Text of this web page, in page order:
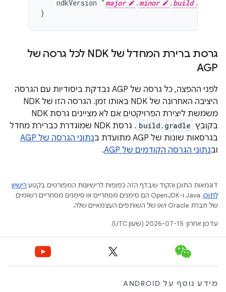
ndkVersion " major . minor . build
}
גרסת ברירת המחדל של NDK לכל גרסה של
AGP
לפני ההפצה, כל גרסה של AGP נבדקת ביסודיות עם הגרסה
היציבה האחרונה של NDK באותו זמן. הגרסה הזו של NDK
משמשת ליצירת הפרויקטים אם לא מציינים גרסת NDK
בקובץ build.gradle
. גרסת NDK שמוגדרת כברירת מחדל
בגרסאות שונות של AGP מתועדת ב
נתוני הגרסה של AGP
ובנתוני הגרסה הקודמים של AGP .
דוגמאות התוכן והקוד שבדף הזה כפופות לרישיונות המפורטים בקטע רישיון
לתוכן
.‏ Java ו-OpenJDK הם סימנים מסחריים או סימנים מסחריים רשומים
של חברת Oracle ו/או של השותפים העצמאיים שלה.
עדכון אחרון: 2026-07-15 (שעון UTC).
מידע נוסף על ANDROID